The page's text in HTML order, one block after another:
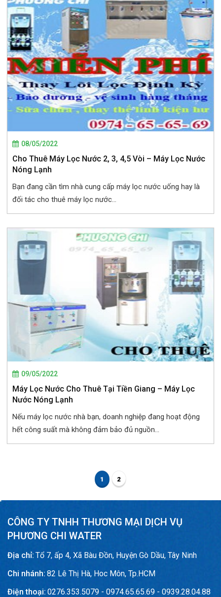
08/05/2022
Cho Thuê Máy Lọc Nước 2, 3, 4,5 Vòi – Máy Lọc Nước
Nóng Lạnh
Bạn đang cần tìm nhà cung cấp máy lọc nước uống hay là
đối tác cho thuê máy lọc nước...
09/05/2022
Máy Lọc Nước Cho Thuê Tại Tiền Giang – Máy Lọc
Nước Nóng Lạnh
Nếu máy lọc nước nhà bạn, doanh nghiệp đang hoạt động
hết công suất mà không đảm bảo đủ nguồn...
1 2
CÔNG TY TNHH THƯƠNG MẠI DỊCH VỤ
PHƯƠNG CHI WATER
Địa chỉ: Tổ 7, ấp 4, Xã Bàu Đồn, Huyện Gò Dầu, Tây Ninh
Chi nhánh: 82 Lê Thị Hà, Hoc Môn, Tp.HCM
Điện thoại: 0276.353.5079 - 0974.65.65.69 - 0939.28.04.88